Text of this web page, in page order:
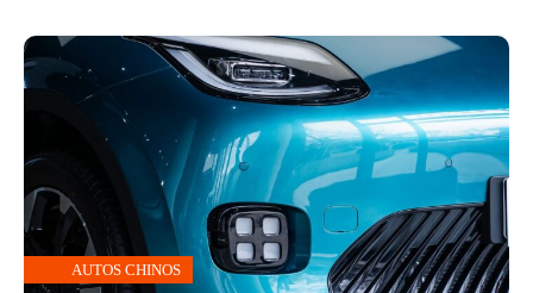
AUTOS CHINOS